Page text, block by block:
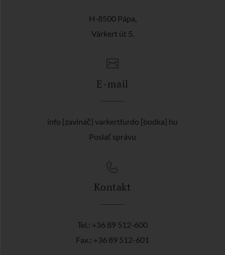
H-8500 Pápa,
Várkert út 5.
E-mail
info [zavináč] varkertfurdo [bodka] hu
Poslať správu
Kontakt
Tel.: +36 89 512-600
Fax.: +36 89 512-601